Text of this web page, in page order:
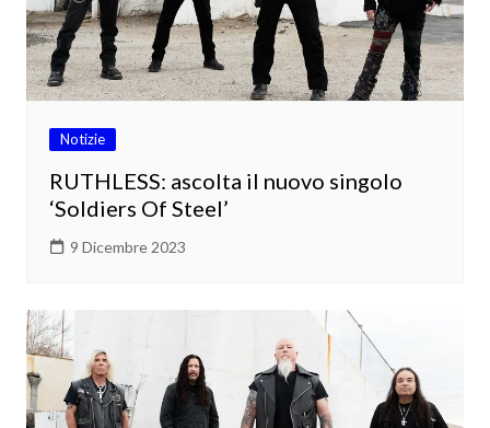
Notizie
RUTHLESS: ascolta il nuovo singolo
‘Soldiers Of Steel’
9 Dicembre 2023